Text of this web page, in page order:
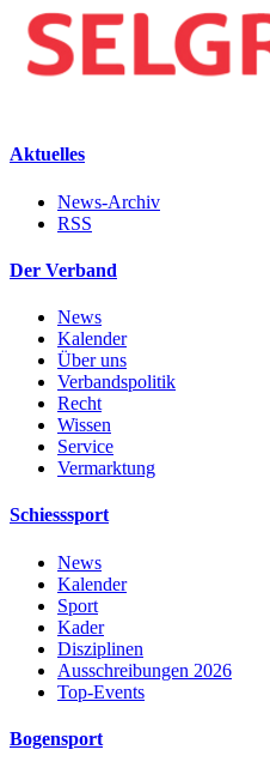
Aktuelles
News-Archiv
RSS
Der Verband
News
Kalender
Über uns
Verbandspolitik
Recht
Wissen
Service
Vermarktung
Schiesssport
News
Kalender
Sport
Kader
Disziplinen
Ausschreibungen 2026
Top-Events
Bogensport